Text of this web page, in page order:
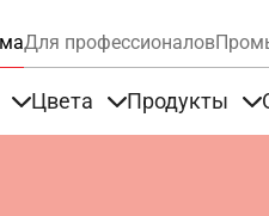
Для профессионалов
Цвета Продукты